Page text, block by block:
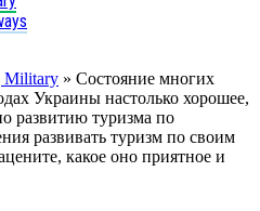
Military » Состояние многих
Украины настолько хорошее,
развитию туризма по
развивать туризм по своим
какое оно приятное и